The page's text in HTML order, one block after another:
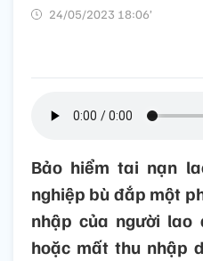
24/05/2023 18:06’
Bảo hiểm tai nạn
nghiệp bù đắp một
nhập của người lao
hoặc mất thu nhập